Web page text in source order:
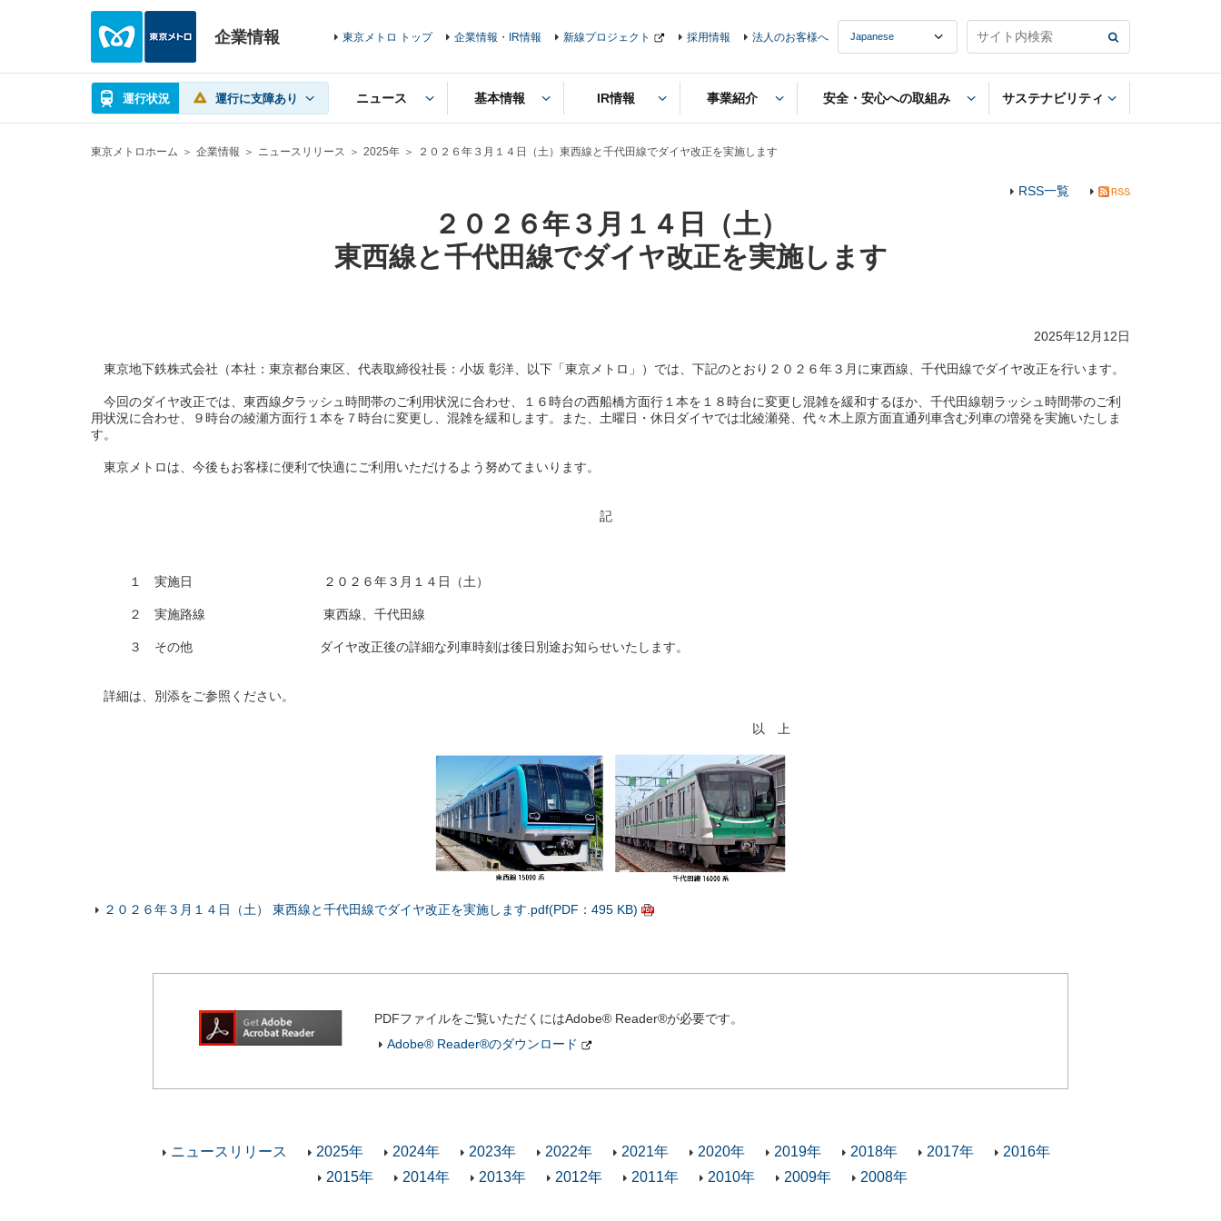
企業情報
運行状況 運行に支障あり ニュース 基本情報 IR情報 事業紹介 安全・安心への取組み サステナビリティ
東京メトロ トップ 企業情報・IR情報 新線プロジェクト 採用情報 法人のお客様へ
東京メトロホーム 企業情報 ニュースリリース 2025年 ２０２６年３月１４日（土）東西線と千代田線でダイヤ改正を実施します
RSS一覧
２０２６年３月１４日（土）
東西線と千代田線でダイヤ改正を実施します
2025年12月12日
東京地下鉄株式会社（本社：東京都台東区、代表取締役社長：小坂 彰洋、以下「東京メトロ」）では、下記のとおり２０２６年３月に東西線、千代田線でダイヤ改正を行います。
今回のダイヤ改正では、東西線夕ラッシュ時間帯のご利用状況に合わせ、１６時台の西船橋方面行１本を１８時台に変更し混雑を緩和するほか、千代田線朝ラッシュ時間帯のご利
用状況に合わせ、９時台の綾瀬方面行１本を７時台に変更し、混雑を緩和します。また、土曜日・休日ダイヤでは北綾瀬発、代々木上原方面直通列車含む列車の増発を実施いたしま
す。
東京メトロは、今後もお客様に便利で快適にご利用いただけるよう努めてまいります。
記
１ 実施日 ２０２６年３月１４日（土）
２ 実施路線 東西線、千代田線
３ その他 ダイヤ改正後の詳細な列車時刻は後日別途お知らせいたします。
詳細は、別添をご参照ください。
以 上
２０２６年３月１４日（土） 東西線と千代田線でダイヤ改正を実施します.pdf(PDF：495 KB)
PDFファイルをご覧いただくにはAdobe® Reader®が必要です。
Adobe® Reader®のダウンロード
ニュースリリース 2025年 2024年 2023年 2022年 2021年 2020年 2019年 2018年 2017年
2016年
2015年
2014年 2013年 2012年 2011年 2010年 2009年 2008年